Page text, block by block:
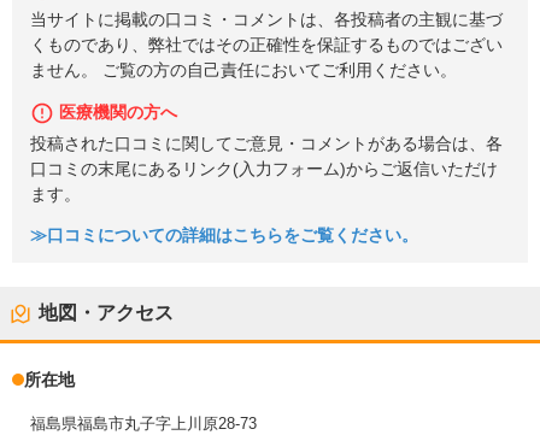
当サイトに掲載の口コミ・コメントは、各投稿者の主観に基づ
くものであり、弊社ではその正確性を保証するものではござい
ません。 ご覧の方の自己責任においてご利用ください。
医療機関の方へ
投稿された口コミに関してご意見・コメントがある場合は、各
口コミの末尾にあるリンク(入力フォーム)からご返信いただけ
ます。
≫口コミについての詳細はこちらをご覧ください。
地図・アクセス
所在地
福島県福島市丸子字上川原28-73